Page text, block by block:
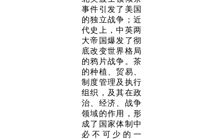
事件引发了美国
的独立战争；近
代史上，中英两
大帝国爆发了彻
底改变世界格局
的鸦片战争。茶
的种植、贸易、
制度管理及执行
组织，及其在政
治、经济、战争
领域的作用，形
成了国家体制中
必不可少的一